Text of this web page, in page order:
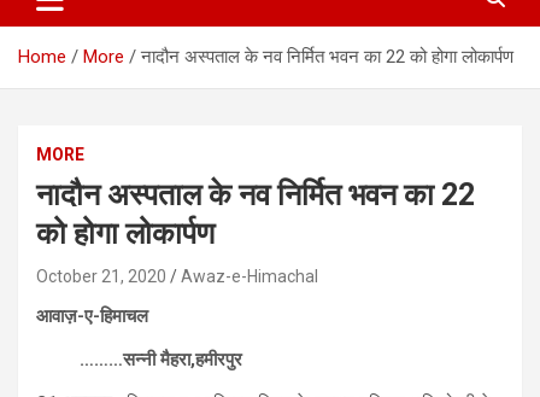
Home More नादौन अस्पताल के नव निर्मित भवन का 22 को होगा लोकार्पण
MORE
नादौन अस्पताल के नव निर्मित भवन का 22
को होगा लोकार्पण
October 21, 2020 Awaz-e-Himachal
आवाज़-ए-हिमाचल
………सन्नी मैहरा,हमीरपुर